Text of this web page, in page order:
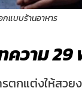
กแบบร้านอาหาร
วาม 29
ตกแต่งให้สว